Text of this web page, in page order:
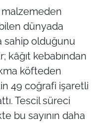
malzemeden
dünyada
sahip olduğunu
kâğıt kebabından
köfteden
49 coğrafi işaretli
Tescil süreci
bu sayının daha